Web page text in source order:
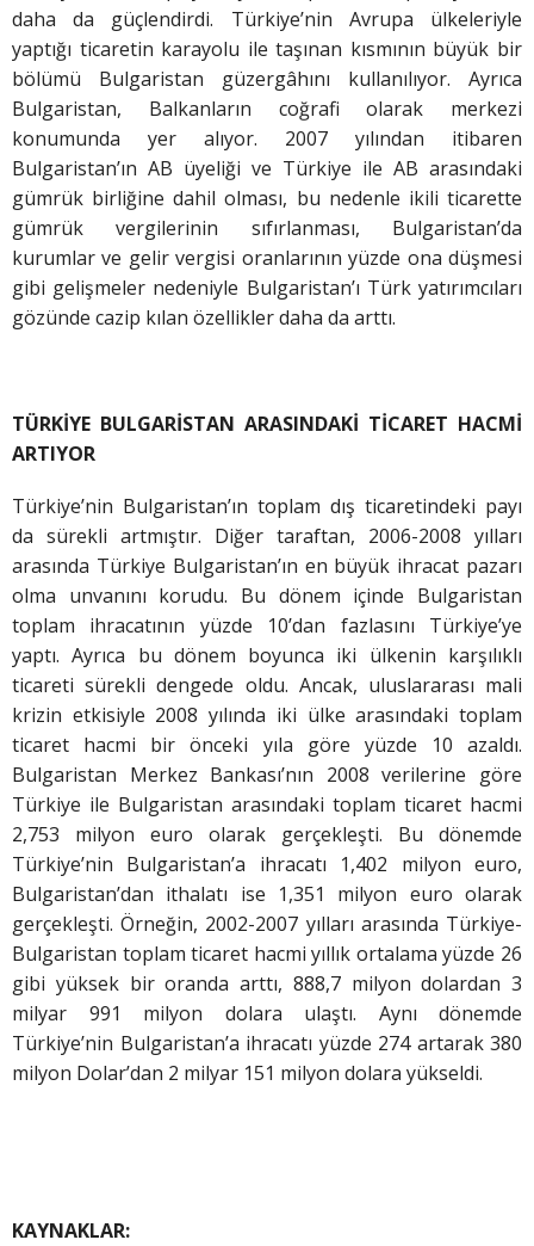
daha da güçlendirdi. Türkiye’nin Avrupa ülkeleriyle
yaptığı ticaretin karayolu ile taşınan kısmının büyük bir
bölümü Bulgaristan güzergâhını kullanılıyor. Ayrıca
Bulgaristan, Balkanların coğrafi olarak merkezi
konumunda yer alıyor. 2007 yılından itibaren
Bulgaristan’ın AB üyeliği ve Türkiye ile AB arasındaki
gümrük birliğine dahil olması, bu nedenle ikili ticarette
gümrük vergilerinin sıfırlanması, Bulgaristan’da
kurumlar ve gelir vergisi oranlarının yüzde ona düşmesi
gibi gelişmeler nedeniyle Bulgaristan’ı Türk yatırımcıları
gözünde cazip kılan özellikler daha da arttı.
TÜRKİYE BULGARİSTAN ARASINDAKİ TİCARET HACMİ
ARTIYOR
Türkiye’nin Bulgaristan’ın toplam dış ticaretindeki payı
da sürekli artmıştır. Diğer taraftan, 2006-2008 yılları
arasında Türkiye Bulgaristan’ın en büyük ihracat pazarı
olma unvanını korudu. Bu dönem içinde Bulgaristan
toplam ihracatının yüzde 10’dan fazlasını Türkiye’ye
yaptı. Ayrıca bu dönem boyunca iki ülkenin karşılıklı
ticareti sürekli dengede oldu. Ancak, uluslararası mali
krizin etkisiyle 2008 yılında iki ülke arasındaki toplam
ticaret hacmi bir önceki yıla göre yüzde 10 azaldı.
Bulgaristan Merkez Bankası’nın 2008 verilerine göre
Türkiye ile Bulgaristan arasındaki toplam ticaret hacmi
2,753 milyon euro olarak gerçekleşti. Bu dönemde
Türkiye’nin Bulgaristan’a ihracatı 1,402 milyon euro,
Bulgaristan’dan ithalatı ise 1,351 milyon euro olarak
gerçekleşti. Örneğin, 2002-2007 yılları arasında Türkiye-
Bulgaristan toplam ticaret hacmi yıllık ortalama yüzde 26
gibi yüksek bir oranda arttı, 888,7 milyon dolardan 3
milyar 991 milyon dolara ulaştı. Aynı dönemde
Türkiye’nin Bulgaristan’a ihracatı yüzde 274 artarak 380
milyon Dolar’dan 2 milyar 151 milyon dolara yükseldi.
KAYNAKLAR: